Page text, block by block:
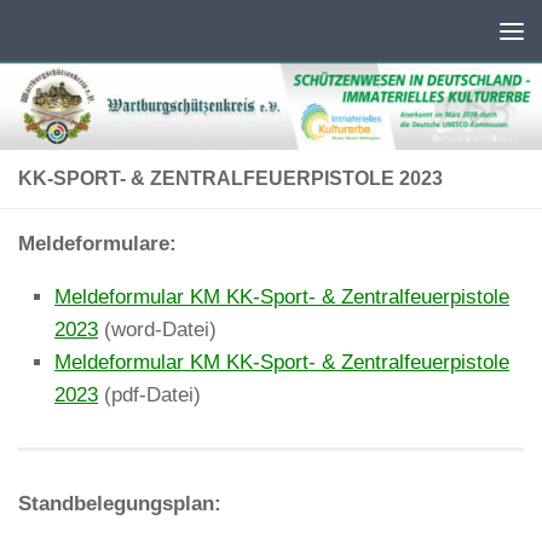
KK-SPORT- & ZENTRALFEUERPISTOLE 2023
Meldeformulare:
Meldeformular KM KK-Sport- & Zentralfeuerpistole
2023 (word-Datei)
Meldeformular KM KK-Sport- & Zentralfeuerpistole
2023 (pdf-Datei)
Standbelegungsplan: